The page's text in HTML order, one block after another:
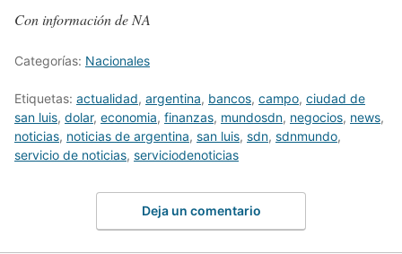
Con información de NA
Categorías: Nacionales
Etiquetas: actualidad, argentina, bancos, campo, ciudad de
san luis, dolar, economia, finanzas, mundosdn, negocios, news,
noticias, noticias de argentina, san luis, sdn, sdnmundo,
servicio de noticias, serviciodenoticias
Deja un comentario